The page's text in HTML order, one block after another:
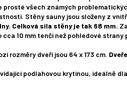
všech známých
Stěny sauny jsou složeny z
Celková síla stěny je tak 68 mm.
10 mm tenčí než pohledové strany
rozměry dveří jsou 64 x 173 cm.
podlahovou krytinou, ideálně